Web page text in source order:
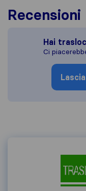
Recensioni
Hai
Ci